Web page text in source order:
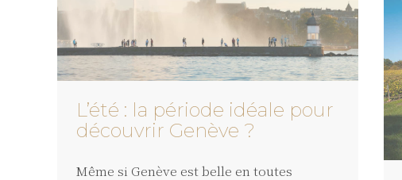
L’été : la période idéale pour
découvrir Genève ?
Même si Genève est belle en toutes